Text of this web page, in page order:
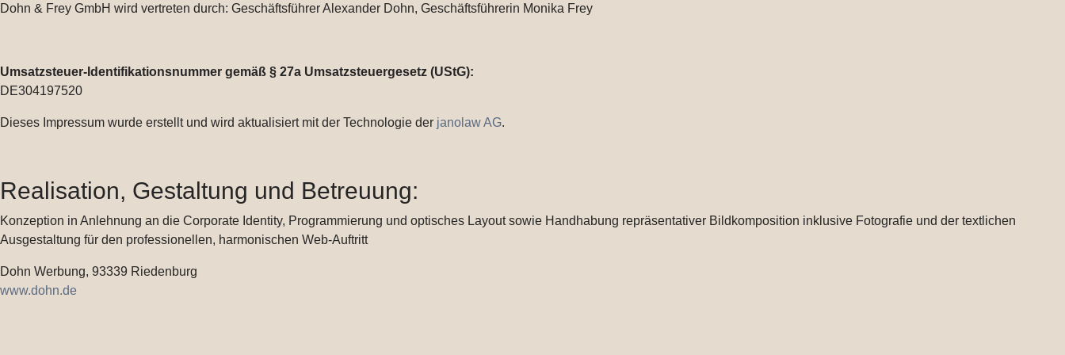
Dohn & Frey GmbH wird vertreten durch: Geschäftsführer Alexander Dohn, Geschäftsführerin Monika Frey
Umsatzsteuer-Identifikationsnummer gemäß § 27a Umsatzsteuergesetz (UStG):
DE304197520
Dieses Impressum wurde erstellt und wird aktualisiert mit der Technologie der janolaw AG.
Realisation, Gestaltung und Betreuung:
Konzeption in Anlehnung an die Corporate Identity, Programmierung und optisches Layout sowie Handhabung repräsentativer Bildkomposition inklusive Fotografie und der textlichen
Ausgestaltung für den professionellen, harmonischen Web-Auftritt
Dohn Werbung, 93339 Riedenburg
www.dohn.de